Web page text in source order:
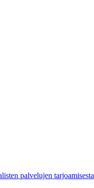
palvelujen tarjoamisesta